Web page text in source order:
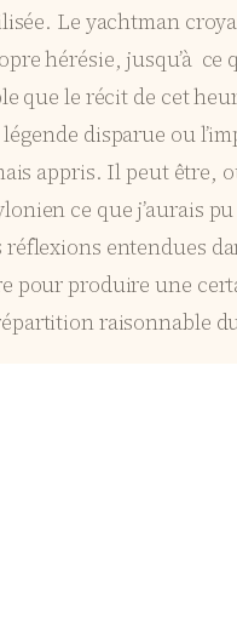
Le yachtman
hérésie, jusqu’à
que le récit de cet
légende disparue ou
appris. Il peut être,
ce que j’aurais
réflexions entendues
pour produire une
raisonnable